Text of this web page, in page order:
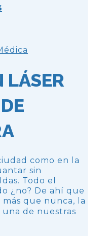
LÁSER
como en la
sin
Todo el
¿no? De ahí que
que nunca, la
una de nuestras